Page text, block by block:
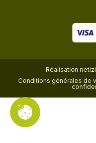
Réalisation
Conditions générales de